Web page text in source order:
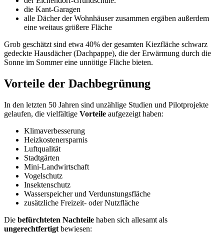
die Kant-Garagen
alle Dächer der Wohnhäuser zusammen ergäben außerdem
eine weitaus größere Fläche
Grob geschätzt sind etwa 40% der gesamten Kiezfläche schwarz
gedeckte Hausdächer (Dachpappe), die der Erwärmung durch die
Sonne im Sommer eine unnötige Fläche bieten.
Vorteile der Dachbegrünung
In den letzten 50 Jahren sind unzählige Studien und Pilotprojekte
gelaufen, die vielfältige Vorteile aufgezeigt haben:
Klimaverbesserung
Heizkostenersparnis
Luftqualität
Stadtgärten
Mini-Landwirtschaft
Vogelschutz
Insektenschutz
Wasserspeicher und Verdunstungsfläche
zusätzliche Freizeit- oder Nutzfläche
Die befürchteten Nachteile haben sich allesamt als
ungerechtfertigt bewiesen: